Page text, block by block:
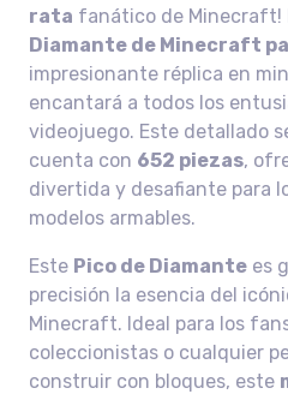
rata fanático de Minecraft!
Diamante de Minecraft
impresionante réplica en
encantará a todos los
videojuego. Este detallado
cuenta con 652 piezas,
divertida y desafiante para
modelos armables.
Este Pico de Diamante es
precisión la esencia del
Minecraft. Ideal para los
coleccionistas o cualquier
construir con bloques, este